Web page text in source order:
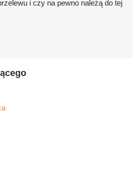
i czy na pewno należą do tej